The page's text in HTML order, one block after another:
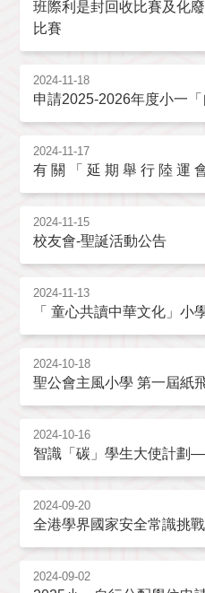
班際利是封回收比賽及化
比賽
2024-11-18
申請2025-2026年度小一
2024-11-17
有 關 「 延 期 舉 行 陸 運
2024-11-15
校友會-聖誕活動公告
2024-11-13
「 童心共讀中華文化」小
2024-10-18
聖公會主風小學 第一屆紙
2024-10-16
智識「碳」學生大使計劃
2024-09-20
全港學界國家安全常識挑
2024-09-02